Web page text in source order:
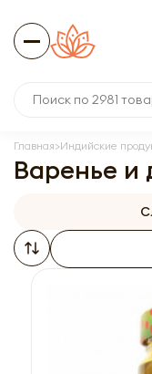
Главная Индийские
Варенье